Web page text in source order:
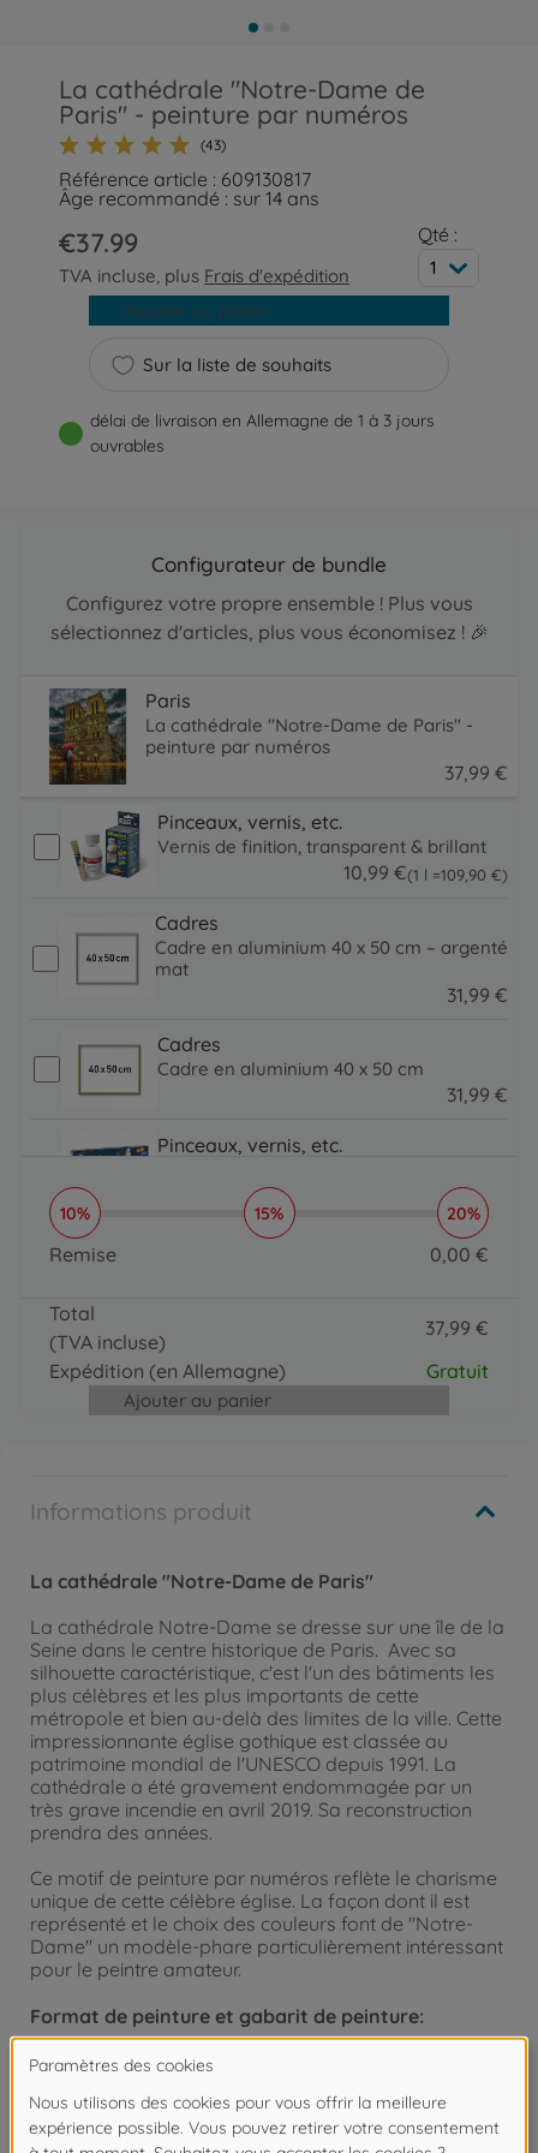
La cathédrale "Notre-Dame de
Paris" - peinture par numéros
(43)
Référence article : 609130817
Âge recommandé : sur 14 ans
€37.99
TVA incluse, plus Frais d'expédition
Qté :
1
Sur la liste de souhaits
Ajouter au panier
délai de livraison en Allemagne de 1 à 3 jours
ouvrables
Informations produit
La cathédrale "Notre-Dame de Paris"
La cathédrale Notre-Dame se dresse sur une île de la
Seine dans le centre historique de Paris. Avec sa
silhouette caractéristique, c'est l'un des bâtiments les
plus célèbres et les plus importants de cette
métropole et bien au-delà des limites de la ville. Cette
impressionnante église gothique est classée au
patrimoine mondial de l'UNESCO depuis 1991. La
cathédrale a été gravement endommagée par un
très grave incendie en avril 2019. Sa reconstruction
prendra des années.
Ce motif de peinture par numéros reflète le charisme
unique de cette célèbre église. La façon dont il est
représenté et le choix des couleurs font de "Notre-
Dame" un modèle-phare particulièrement intéressant
pour le peintre amateur.
Format de peinture et gabarit de peinture:
“CHEF-D’ŒUVRE Premium”. Ces tableaux de format
positionnés l’un à côté de l’autre ou l’un au-dessous
de l’autre et conviennent en particulier pour une
Configurateur de bundle
Configurez votre propre ensemble ! Plus vous
sélectionnez d'articles, plus vous économisez ! 🎉
Paris
La cathédrale "Notre-Dame de Paris" -
peinture par numéros
37,99 €
Pinceaux, vernis, etc.
Vernis de finition, transparent & brillant
10,99 €(1 l =109,90 €
109.9 EUR )
Cadres
Cadre en aluminium 40 x 50 cm – argenté
mat
31 99 €
Cadres
Cadre en aluminium 40 x 50 cm
31 99 €
Pinceaux, vernis, etc.
16,99
16.99 EUR
Pinceaux, vernis, etc.
19.99 EUR
10% 15% 20%
Remise 0,00 €
Total
(TVA incluse)
37,99 €
Expédition (en Allemagne) Gratuit
Ajouter au panier